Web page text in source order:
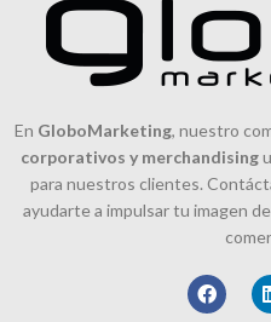
En GloboMarketing, nuestro
corporativos y merchandising
para nuestros clientes.
ayudarte a impulsar tu imagen